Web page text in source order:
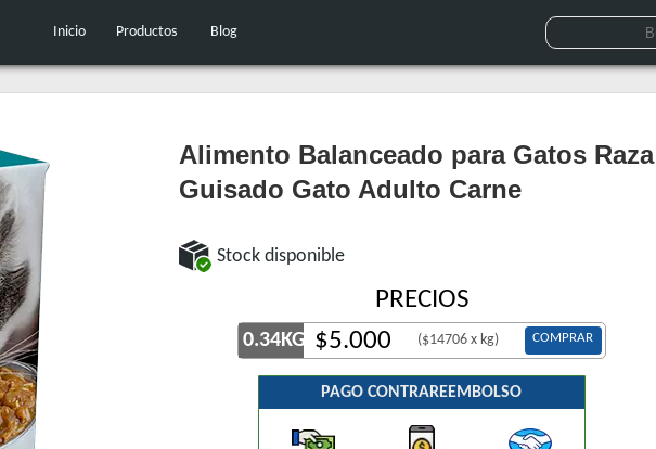
Inicio Productos Blog
Alimento Balanceado para Gatos Raza
Guisado Gato Adulto Carne
Stock disponible
PRECIOS
0.34KG $5.000 ($14706 x kg) COMPRAR
PAGO CONTRAREEMBOLSO